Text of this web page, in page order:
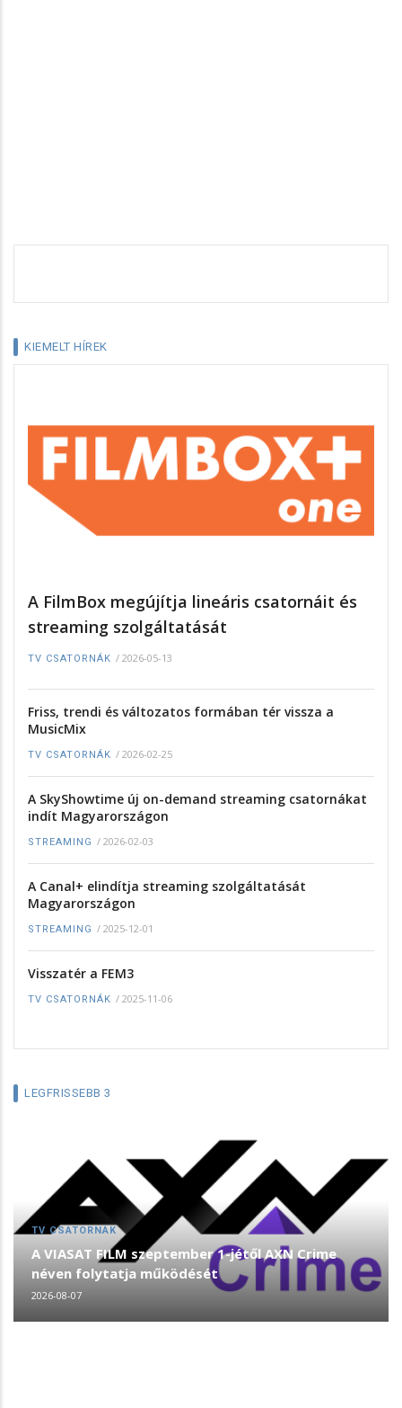
KIEMELT HÍREK
A FilmBox megújítja lineáris csatornáit és
streaming szolgáltatását
TV CSATORNÁK / 2026-05-13
Friss, trendi és változatos formában tér vissza a
MusicMix
TV CSATORNÁK / 2026-02-25
A SkyShowtime új on-demand streaming csatornákat
indít Magyarországon
STREAMING / 2026-02-03
A Canal+ elindítja streaming szolgáltatását
Magyarországon
STREAMING / 2025-12-01
Visszatér a FEM3
TV CSATORNÁK / 2025-11-06
LEGFRISSEBB 3
TV CSATORNÁK
A VIASAT FILM szeptember 1-jétől AXN Crime
néven folytatja működését
2026-08-07